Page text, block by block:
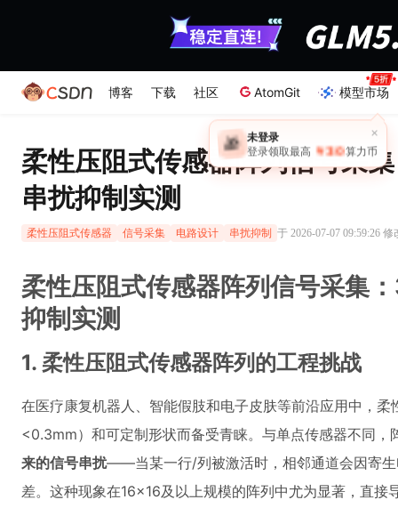
博客 下载 社区 AtomGit 模型市场
×
🎁 未登录
登录领取最高 ￥30 算力币
柔性压阻式传感器阵列信号采
串扰抑制实测
柔性压阻式传感器 信号采集 电路设计 串扰抑制 于 2026-07-07 09:59:26 修
柔性压阻式传感器阵列信号采集
抑制实测
1. 柔性压阻式传感器阵列的工程挑战
在医疗康复机器人、智能假肢和电子皮肤等前沿应用中，
<0.3mm）和可定制形状而备受青睐。与单点传感器不同，
来的信号串扰——当某一行/列被激活时，相邻通道会因寄
差。这种现象在16×16及以上规模的阵列中尤为显著，直